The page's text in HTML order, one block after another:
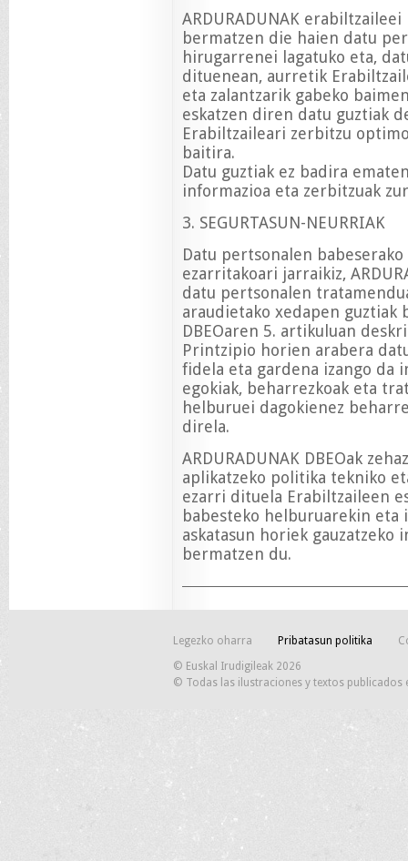
ARDURADUNAK
bermatzen die haien datu
hirugarrenei lagatuko eta,
dituenean, aurretik
eta zalantzarik gabeko
eskatzen diren datu guztiak
Erabiltzaileari zerbitzu
baitira.
Datu guztiak ez badira
informazioa eta zerbitzuak
3. SEGURTASUN-NEURRIAK
Datu pertsonalen
ezarritakoari jarraikiz,
datu pertsonalen
araudietako xedapen guztiak
DBEOaren 5. artikuluan
Printzipio horien arabera
fidela eta gardena izango da
egokiak, beharrezkoak eta
helburuei dagokienez
direla.
ARDURADUNAK DBEOak
aplikatzeko politika tekniko
ezarri dituela Erabiltzaileen
babesteko helburuarekin
askatasun horiek gauzatzeko
bermatzen du.
Legezko oharra Pribatasun politika
© Euskal Irudigileak 2026
© Todas las ilustraciones y textos publicados